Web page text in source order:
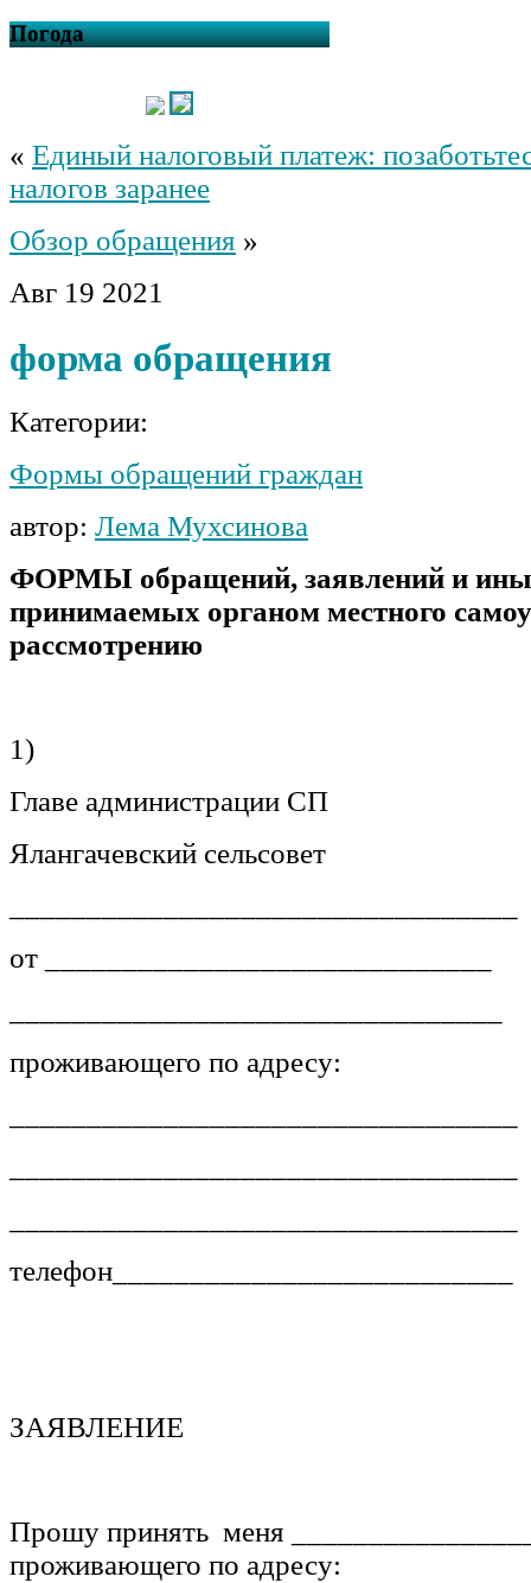
Погода
« Единый налоговый платеж:
налогов заранее
Обзор обращения »
Авг 19 2021
форма обращения
Категории:
Формы обращений граждан
автор: Лема Мухсинова
ФОРМЫ обращений, заявлений и
принимаемых органом местного
рассмотрению
1)
Главе администрации СП
Ялангачевский сельсовет
от _____________________________
проживающего по адресу:
телефон__________________________
ЗАЯВЛЕНИЕ
Прошу принять меня
проживающего по адресу: